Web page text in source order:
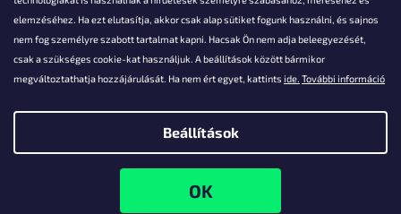
elemzéséhez. Ha ezt elutasítja, akkor csak alap sütiket fogunk használni, és sajnos
nem fog személyre szabott tartalmat kapni. Hacsak Ön nem adja beleegyezését,
csak a szükséges cookie-kat használjuk. A beállítások között bármikor
megváltoztathatja hozzájárulását. Ha nem ért egyet, kattints ide. További információ
Beállítások
Falanzo.hu. Minden jog fenntartva.